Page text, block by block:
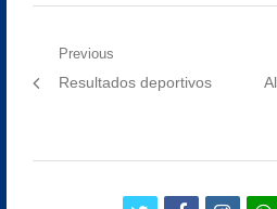
Navegación
de
Previous
Previous
Resultados deportivos